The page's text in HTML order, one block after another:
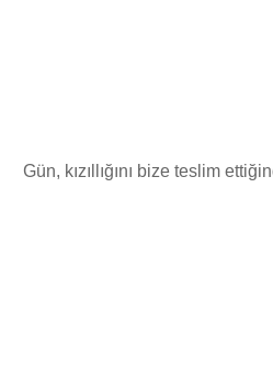
Gün, kızıllığını bize teslim